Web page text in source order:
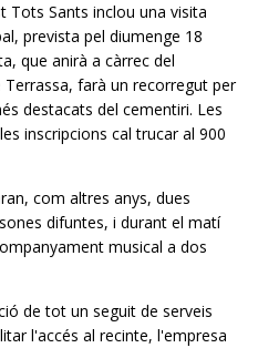
Tots Sants inclou una visita
prevista pel diumenge 18
que anirà a càrrec del
farà un recorregut per
destacats del cementiri. Les
inscripcions cal trucar al 900
com altres anys, dues
difuntes, i durant el matí
musical a dos
de tot un seguit de serveis
l'accés al recinte, l'empresa